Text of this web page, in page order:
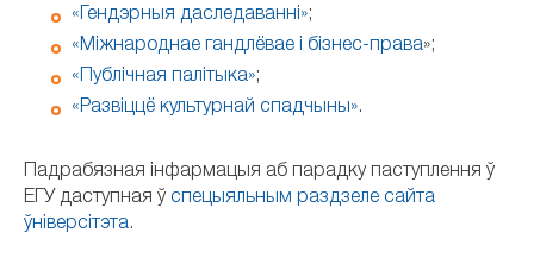
«Гендэрныя даследаванні»;
«Міжнароднае гандлёвае і бізнес-права»;
«Публічная палітыка»;
«Развіццё культурнай спадчыны».
Падрабязная інфармацыя аб парадку паступлення ў
ЕГУ даступная ў спецыяльным раздзеле сайта
ўніверсітэта.